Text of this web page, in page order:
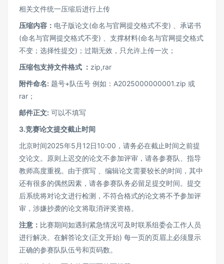
相关文件统一压缩后进行上传
压缩内容： 电子版论文(命名与官网提交格式不变) 、承诺书
(命名与官网提交格式不变) 、支撑材料(命名与官网提交格式
不变；选择性提交)；过期无效，只允许上传一次；
压缩包支持文件格式 ： zip,rar
附件命名: 题号+队伍号 例如：A2025000000001.zip 或
rar；
邮件正文: 可以不填写
3.竞赛论文提交截止时间
北京时间2025年5月12日10:00，请务必在截止时间之前提
交论文。原则上迟交的论文不参加评审，请各参赛队、指导
教师高度重视。由于撰写 、编辑论文需要较长的时间，其中
还有很多的偶然因素，请各参赛队务必留足提交时间。提交
后系统将对论文进行检测，不符合格式的论文将不予参加评
审，涉嫌抄袭的论文将取消评奖资格。
注意： 比赛期间如遇到紧急情况可及时联系组委会工作人员
进行解决。在解答论文(正文开始) 每一页的页眉上必须显示
正确的参赛队队伍号和页码数。